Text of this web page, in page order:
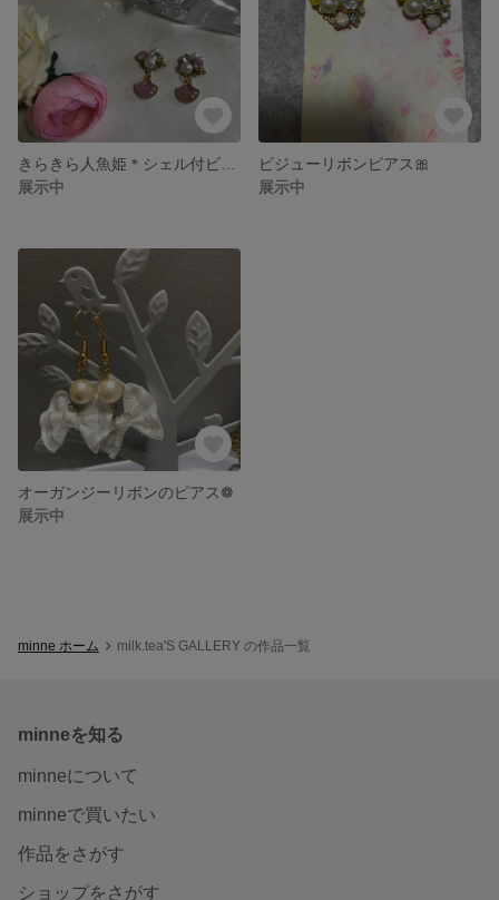
展示中
ビジューリボンピアス🎀
展示中
オーガンジーリボンのピアス❁︎
展示中
minne ホーム milk.tea'S GALLERY の作品一覧
minneを知る
minneについて
minneで買いたい
作品をさがす
ショップをさがす